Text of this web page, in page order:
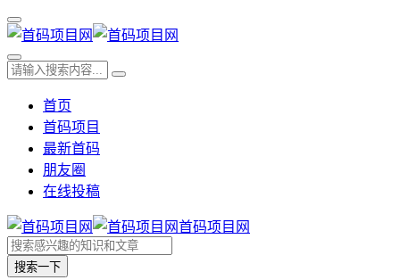
首页
首码项目
最新首码
朋友圈
在线投稿
首码项目网
搜索一下